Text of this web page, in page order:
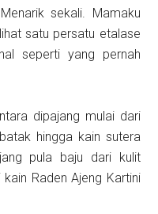
sekali. Mamaku
satu persatu etalase
seperti yang pernah
dipajang mulai dari
hingga kain sutera
pula baju dari kulit
Raden Ajeng Kartini